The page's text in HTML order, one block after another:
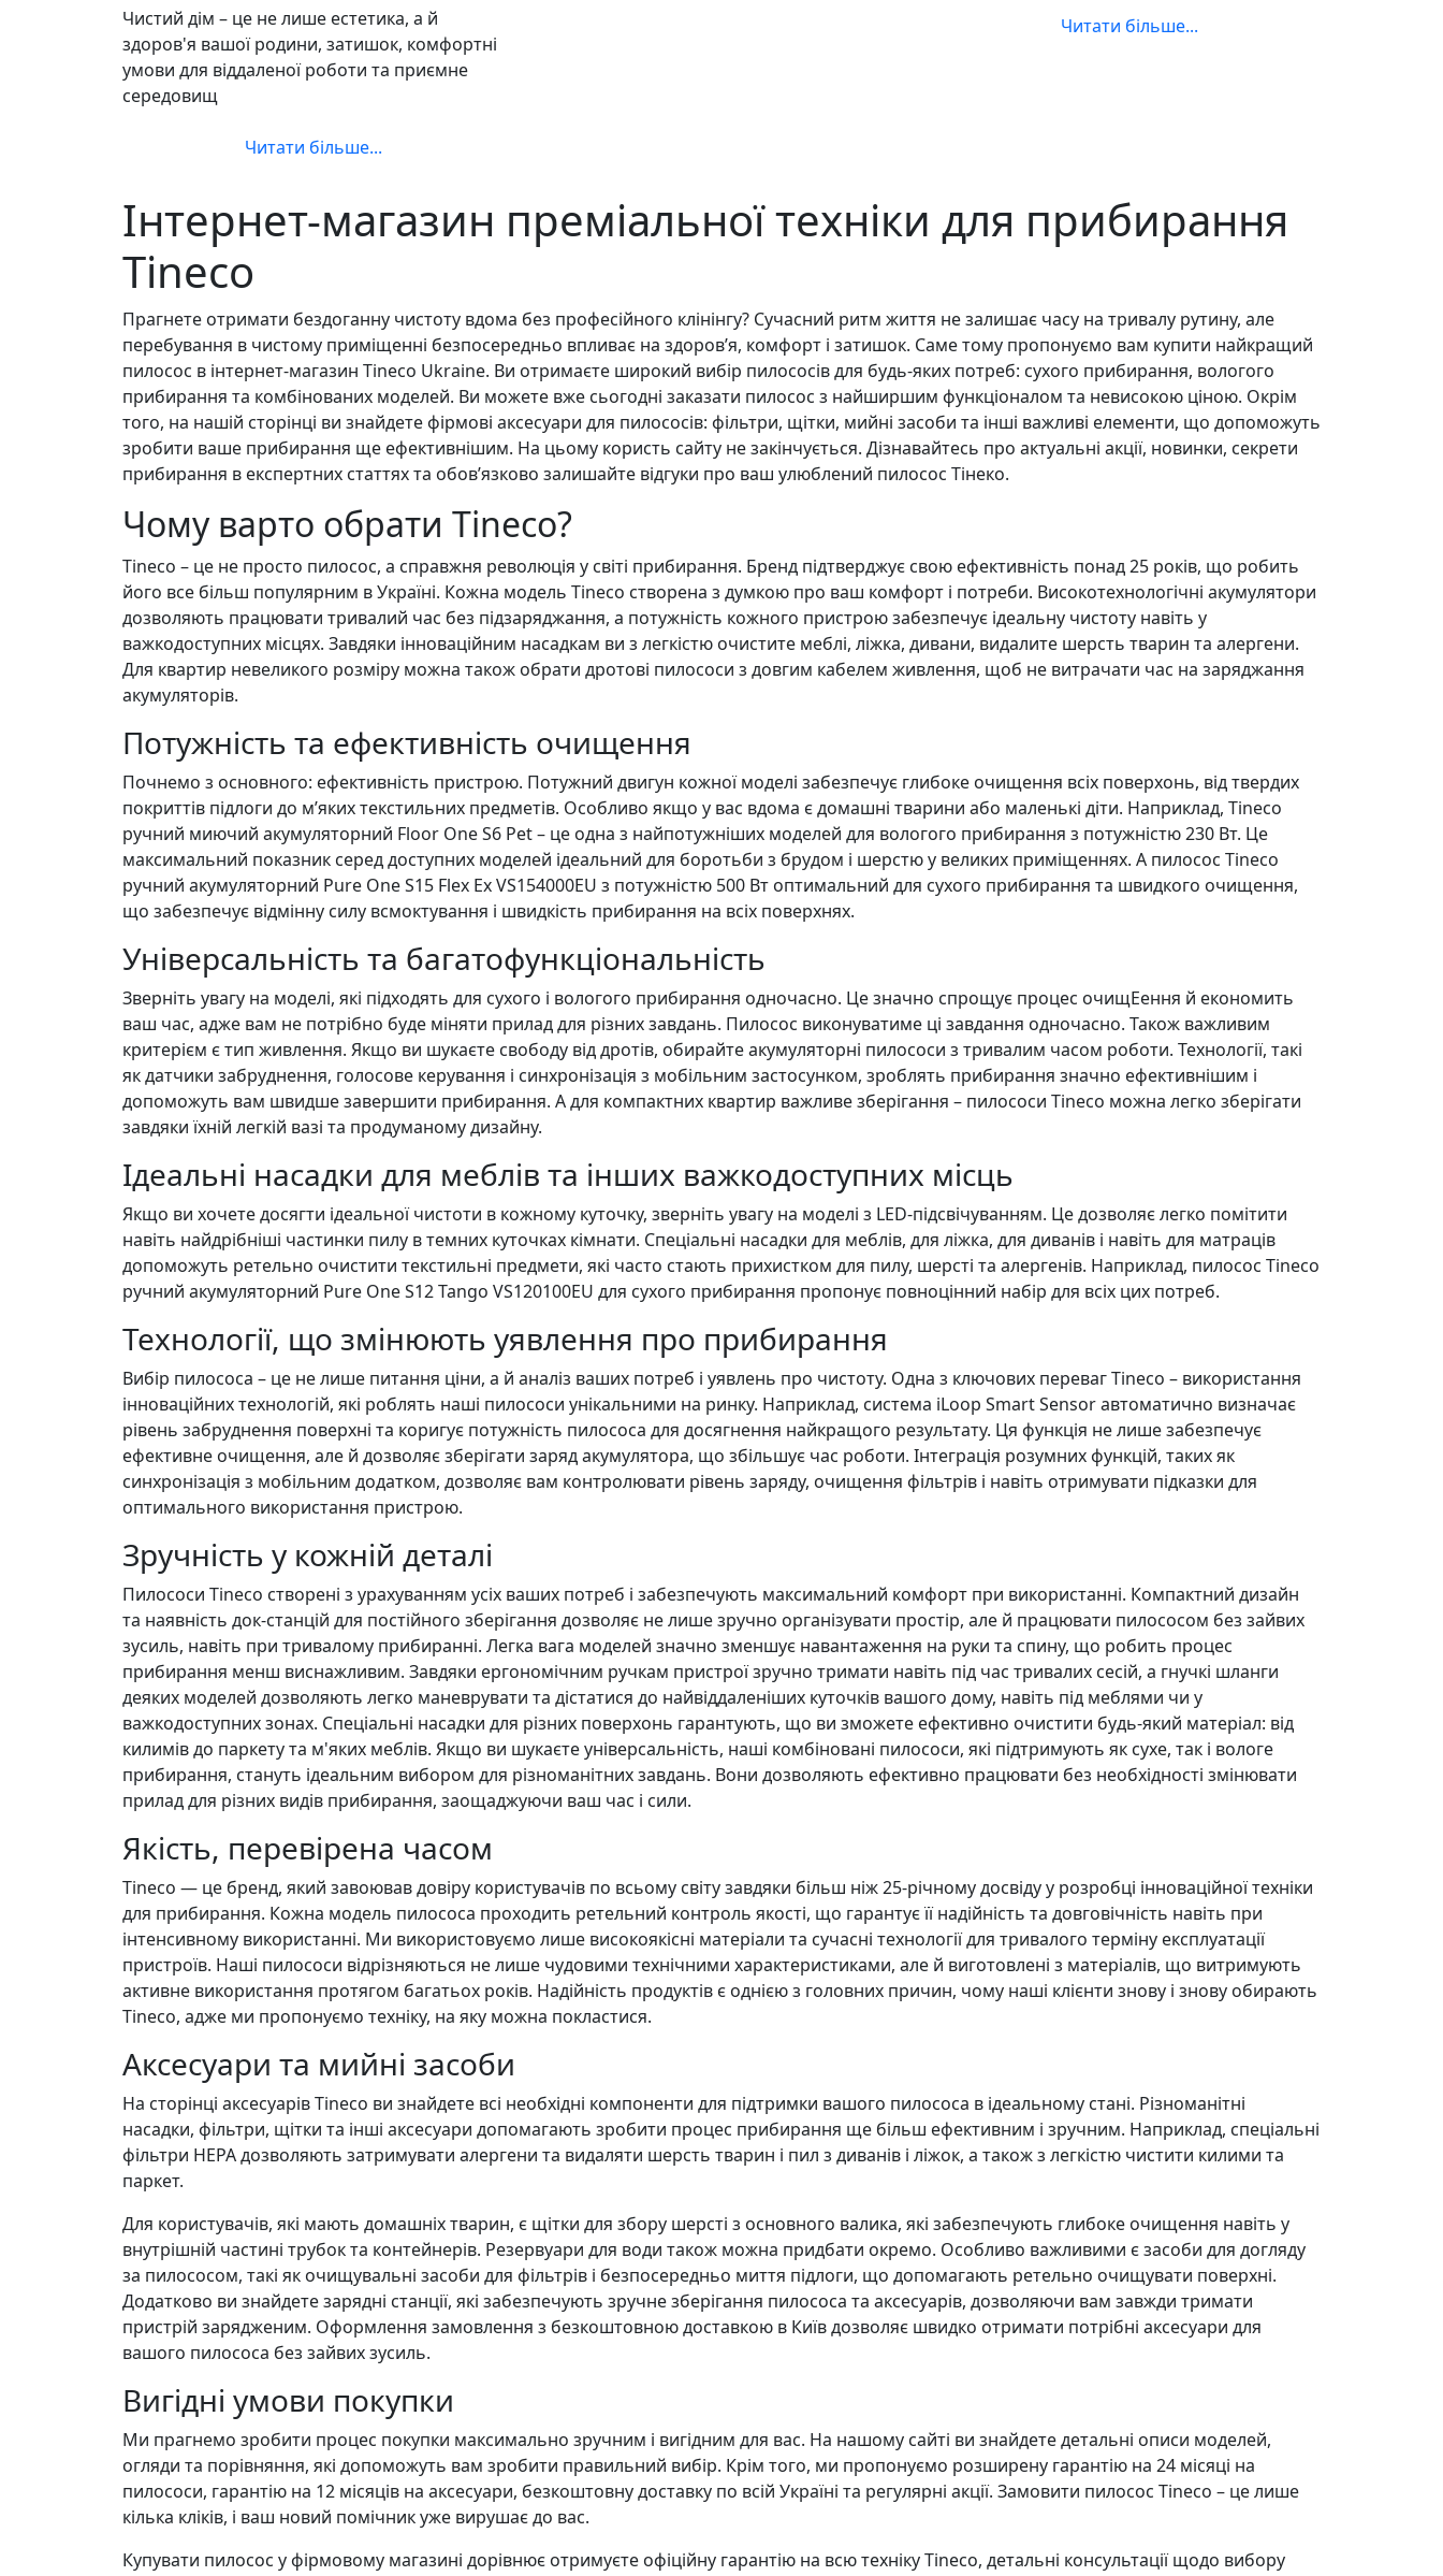
Чистий дім – це не лише естетика, а й
здоров'я вашої родини, затишок, комфортні
умови для віддаленої роботи та приємне
середовищ
Читати більше...
Читати більше...
Інтернет-магазин преміальної техніки для прибирання
Tineco
Прагнете отримати бездоганну чистоту вдома без професійного клінінгу? Сучасний ритм життя не залишає часу на тривалу рутину, але
перебування в чистому приміщенні безпосередньо впливає на здоров’я, комфорт і затишок. Саме тому пропонуємо вам купити найкращий
пилосос в інтернет-магазин Tineco Ukraine. Ви отримаєте широкий вибір пилососів для будь-яких потреб: сухого прибирання, вологого
прибирання та комбінованих моделей. Ви можете вже сьогодні заказати пилосос з найширшим функціоналом та невисокою ціною. Окрім
того, на нашій сторінці ви знайдете фірмові аксесуари для пилососів: фільтри, щітки, мийні засоби та інші важливі елементи, що допоможуть
зробити ваше прибирання ще ефективнішим. На цьому користь сайту не закінчується. Дізнавайтесь про актуальні акції, новинки, секрети
прибирання в експертних статтях та обов’язково залишайте відгуки про ваш улюблений пилосос Тінеко.
Чому варто обрати Tineco?
Tineco – це не просто пилосос, а справжня революція у світі прибирання. Бренд підтверджує свою ефективність понад 25 років, що робить
його все більш популярним в Україні. Кожна модель Tineco створена з думкою про ваш комфорт і потреби. Високотехнологічні акумулятори
дозволяють працювати тривалий час без підзаряджання, а потужність кожного пристрою забезпечує ідеальну чистоту навіть у
важкодоступних місцях. Завдяки інноваційним насадкам ви з легкістю очистите меблі, ліжка, дивани, видалите шерсть тварин та алергени.
Для квартир невеликого розміру можна також обрати дротові пилососи з довгим кабелем живлення, щоб не витрачати час на заряджання
акумуляторів.
Потужність та ефективність очищення
Почнемо з основного: ефективність пристрою. Потужний двигун кожної моделі забезпечує глибоке очищення всіх поверхонь, від твердих
покриттів підлоги до м’яких текстильних предметів. Особливо якщо у вас вдома є домашні тварини або маленькі діти. Наприклад, Tineco
ручний миючий акумуляторний Floor One S6 Pet – це одна з найпотужніших моделей для вологого прибирання з потужністю 230 Вт. Це
максимальний показник серед доступних моделей ідеальний для боротьби з брудом і шерстю у великих приміщеннях. А пилосос Tineco
ручний акумуляторний Pure One S15 Flex Ex VS154000EU з потужністю 500 Вт оптимальний для сухого прибирання та швидкого очищення,
що забезпечує відмінну силу всмоктування і швидкість прибирання на всіх поверхнях.
Універсальність та багатофункціональність
Зверніть увагу на моделі, які підходять для сухого і вологого прибирання одночасно. Це значно спрощує процес очищEення й економить
ваш час, адже вам не потрібно буде міняти прилад для різних завдань. Пилосос виконуватиме ці завдання одночасно. Також важливим
критерієм є тип живлення. Якщо ви шукаєте свободу від дротів, обирайте акумуляторні пилососи з тривалим часом роботи. Технології, такі
як датчики забруднення, голосове керування і синхронізація з мобільним застосунком, зроблять прибирання значно ефективнішим і
допоможуть вам швидше завершити прибирання. А для компактних квартир важливе зберігання – пилососи Tineco можна легко зберігати
завдяки їхній легкій вазі та продуманому дизайну.
Ідеальні насадки для меблів та інших важкодоступних місць
Якщо ви хочете досягти ідеальної чистоти в кожному куточку, зверніть увагу на моделі з LED-підсвічуванням. Це дозволяє легко помітити
навіть найдрібніші частинки пилу в темних куточках кімнати. Спеціальні насадки для меблів, для ліжка, для диванів і навіть для матраців
допоможуть ретельно очистити текстильні предмети, які часто стають прихистком для пилу, шерсті та алергенів. Наприклад, пилосос Tineco
ручний акумуляторний Pure One S12 Tango VS120100EU для сухого прибирання пропонує повноцінний набір для всіх цих потреб.
Технології, що змінюють уявлення про прибирання
Вибір пилососа – це не лише питання ціни, а й аналіз ваших потреб і уявлень про чистоту. Одна з ключових переваг Tineco – використання
інноваційних технологій, які роблять наші пилососи унікальними на ринку. Наприклад, система iLoop Smart Sensor автоматично визначає
рівень забруднення поверхні та коригує потужність пилососа для досягнення найкращого результату. Ця функція не лише забезпечує
ефективне очищення, але й дозволяє зберігати заряд акумулятора, що збільшує час роботи. Інтеграція розумних функцій, таких як
синхронізація з мобільним додатком, дозволяє вам контролювати рівень заряду, очищення фільтрів і навіть отримувати підказки для
оптимального використання пристрою.
Зручність у кожній деталі
Пилососи Tineco створені з урахуванням усіх ваших потреб і забезпечують максимальний комфорт при використанні. Компактний дизайн
та наявність док-станцій для постійного зберігання дозволяє не лише зручно організувати простір, але й працювати пилососом без зайвих
зусиль, навіть при тривалому прибиранні. Легка вага моделей значно зменшує навантаження на руки та спину, що робить процес
прибирання менш виснажливим. Завдяки ергономічним ручкам пристрої зручно тримати навіть під час тривалих сесій, а гнучкі шланги
деяких моделей дозволяють легко маневрувати та дістатися до найвіддаленіших куточків вашого дому, навіть під меблями чи у
важкодоступних зонах. Спеціальні насадки для різних поверхонь гарантують, що ви зможете ефективно очистити будь-який матеріал: від
килимів до паркету та м'яких меблів. Якщо ви шукаєте універсальність, наші комбіновані пилососи, які підтримують як сухе, так і вологе
прибирання, стануть ідеальним вибором для різноманітних завдань. Вони дозволяють ефективно працювати без необхідності змінювати
прилад для різних видів прибирання, заощаджуючи ваш час і сили.
Якість, перевірена часом
Tineco — це бренд, який завоював довіру користувачів по всьому світу завдяки більш ніж 25-річному досвіду у розробці інноваційної техніки
для прибирання. Кожна модель пилососа проходить ретельний контроль якості, що гарантує її надійність та довговічність навіть при
інтенсивному використанні. Ми використовуємо лише високоякісні матеріали та сучасні технології для тривалого терміну експлуатації
пристроїв. Наші пилососи відрізняються не лише чудовими технічними характеристиками, але й виготовлені з матеріалів, що витримують
активне використання протягом багатьох років. Надійність продуктів є однією з головних причин, чому наші клієнти знову і знову обирають
Tineco, адже ми пропонуємо техніку, на яку можна покластися.
Аксесуари та мийні засоби
На сторінці аксесуарів Tineco ви знайдете всі необхідні компоненти для підтримки вашого пилососа в ідеальному стані. Різноманітні
насадки, фільтри, щітки та інші аксесуари допомагають зробити процес прибирання ще більш ефективним і зручним. Наприклад, спеціальні
фільтри НЕРА дозволяють затримувати алергени та видаляти шерсть тварин і пил з диванів і ліжок, а також з легкістю чистити килими та
паркет.
Для користувачів, які мають домашніх тварин, є щітки для збору шерсті з основного валика, які забезпечують глибоке очищення навіть у
внутрішній частині трубок та контейнерів. Резервуари для води також можна придбати окремо. Особливо важливими є засоби для догляду
за пилососом, такі як очищувальні засоби для фільтрів і безпосередньо миття підлоги, що допомагають ретельно очищувати поверхні.
Додатково ви знайдете зарядні станції, які забезпечують зручне зберігання пилососа та аксесуарів, дозволяючи вам завжди тримати
пристрій зарядженим. Оформлення замовлення з безкоштовною доставкою в Київ дозволяє швидко отримати потрібні аксесуари для
вашого пилососа без зайвих зусиль.
Вигідні умови покупки
Ми прагнемо зробити процес покупки максимально зручним і вигідним для вас. На нашому сайті ви знайдете детальні описи моделей,
огляди та порівняння, які допоможуть вам зробити правильний вибір. Крім того, ми пропонуємо розширену гарантію на 24 місяці на
пилососи, гарантію на 12 місяців на аксесуари, безкоштовну доставку по всій Україні та регулярні акції. Замовити пилосос Tineco – це лише
кілька кліків, і ваш новий помічник уже вирушає до вас.
Купувати пилосос у фірмовому магазині дорівнює отримуєте офіційну гарантію на всю техніку Tineco, детальні консультації щодо вибору